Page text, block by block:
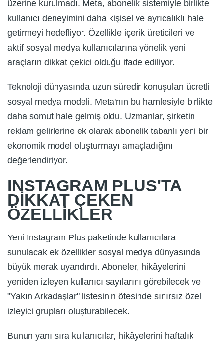
üzerine kurulmadı. Meta, abonelik sistemiyle birlikte
kullanıcı deneyimini daha kişisel ve ayrıcalıklı hale
getirmeyi hedefliyor. Özellikle içerik üreticileri ve
aktif sosyal medya kullanıcılarına yönelik yeni
araçların dikkat çekici olduğu ifade ediliyor.
Teknoloji dünyasında uzun süredir konuşulan ücretli
sosyal medya modeli, Meta'nın bu hamlesiyle birlikte
daha somut hale gelmiş oldu. Uzmanlar, şirketin
reklam gelirlerine ek olarak abonelik tabanlı yeni bir
ekonomik model oluşturmayı amaçladığını
değerlendiriyor.
INSTAGRAM PLUS'TA
DİKKAT ÇEKEN
ÖZELLİKLER
Yeni Instagram Plus paketinde kullanıcılara
sunulacak ek özellikler sosyal medya dünyasında
büyük merak uyandırdı. Aboneler, hikâyelerini
yeniden izleyen kullanıcı sayılarını görebilecek ve
"Yakın Arkadaşlar" listesinin ötesinde sınırsız özel
izleyici grupları oluşturabilecek.
Bunun yanı sıra kullanıcılar, hikâyelerini haftalık